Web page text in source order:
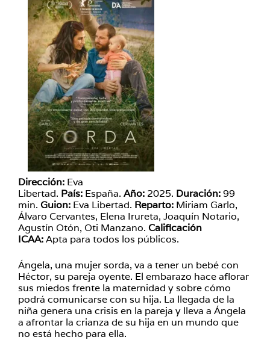
Dirección: Eva
Libertad. País: España. Año: 2025. Duración:99
min. Guion: Eva Libertad. Reparto: Miriam Garlo,
Álvaro Cervantes, Elena Irureta, Joaquín Notario,
Agustín Otón, Oti Manzano. Calificación
ICAA:Apta para todos los públicos.
Ángela, una mujer sorda, va a tener un bebé con
Héctor, su pareja oyente. El embarazo hace aflorar
sus miedos frente la maternidad y sobre cómo
podrá comunicarse con su hija. La llegada de la
niña genera una crisis en la pareja y lleva a Ángela
a afrontar la crianza de su hija en un mundo que
no está hecho para ella.